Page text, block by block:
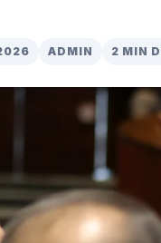
ADMIN 2 MIN